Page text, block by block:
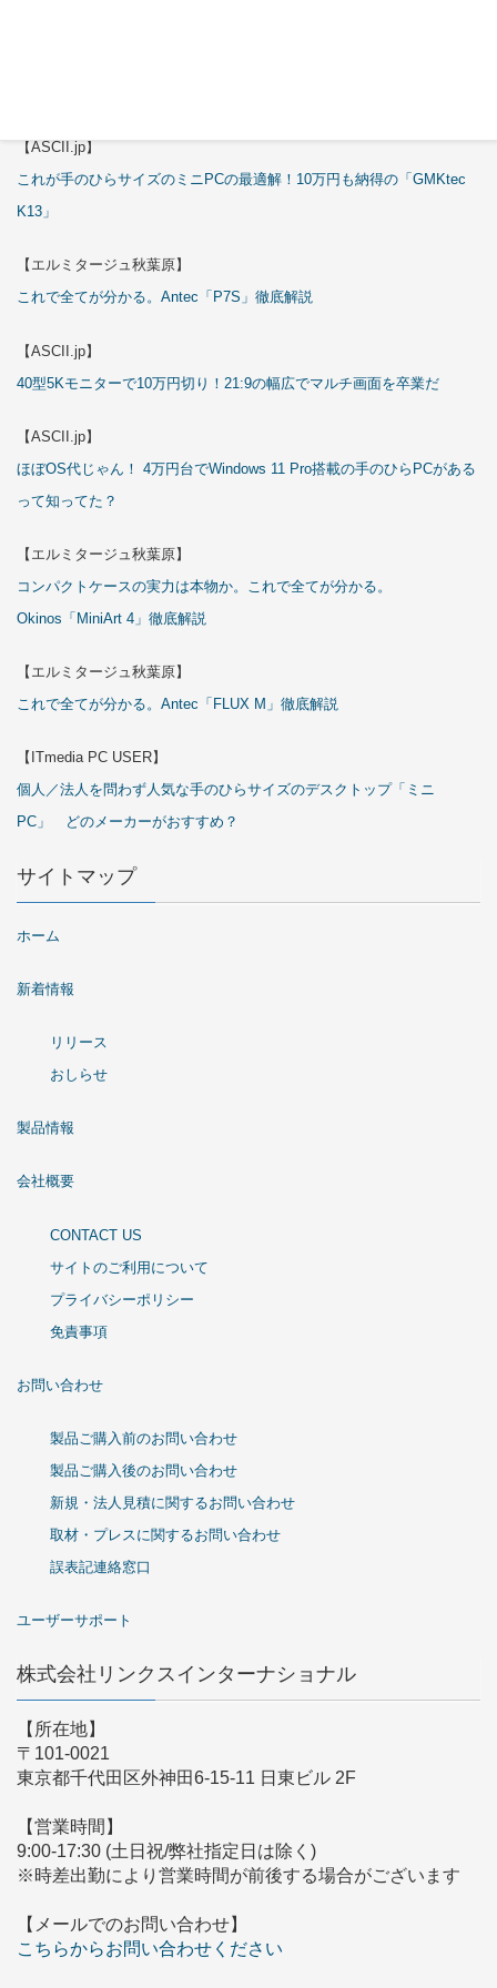
【ASCII.jp】
これが手のひらサイズのミニPCの最適解！10万円も納得の「GMKtec
K13」
【エルミタージュ秋葉原】
これで全てが分かる。Antec「P7S」徹底解説
【ASCII.jp】
40型5Kモニターで10万円切り！21:9の幅広でマルチ画面を卒業だ
【ASCII.jp】
ほぼOS代じゃん！ 4万円台でWindows 11 Pro搭載の手のひらPCがある
って知ってた？
【エルミタージュ秋葉原】
コンパクトケースの実力は本物か。これで全てが分かる。
Okinos「MiniArt 4」徹底解説
【エルミタージュ秋葉原】
これで全てが分かる。Antec「FLUX M」徹底解説
【ITmedia PC USER】
個人／法人を問わず人気な手のひらサイズのデスクトップ「ミニ
PC」 どのメーカーがおすすめ？
サイトマップ
ホーム
新着情報
リリース
おしらせ
製品情報
会社概要
CONTACT US
サイトのご利用について
プライバシーポリシー
免責事項
お問い合わせ
製品ご購入前のお問い合わせ
製品ご購入後のお問い合わせ
新規・法人見積に関するお問い合わせ
取材・プレスに関するお問い合わせ
誤表記連絡窓口
ユーザーサポート
株式会社リンクスインターナショナル
【所在地】
〒101-0021
東京都千代田区外神田6-15-11 日東ビル 2F
【営業時間】
9:00-17:30 (土日祝/弊社指定日は除く)
※時差出勤により営業時間が前後する場合がございます
【メールでのお問い合わせ】
こちらからお問い合わせください